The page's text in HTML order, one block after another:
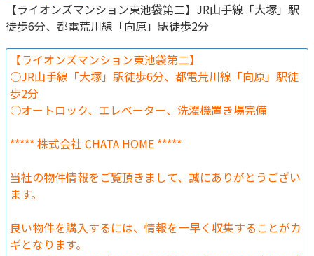
【ライオンズマンション東池袋第二】JR山手線「大塚」駅
徒歩6分、都電荒川線「向原」駅徒歩2分
【ライオンズマンション東池袋第二】
○JR山手線「大塚」駅徒歩6分、都電荒川線「向原」駅徒
歩2分
○オートロック、エレベーター、洗濯機置き場完備
***** 株式会社 CHATA HOME *****
当社の物件情報をご覧頂きまして、誠にありがとうござい
ます。
良い物件を購入するには、情報を一早く収集することがカ
ギとなります。